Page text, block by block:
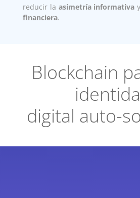
reducir la asimetría informativa
financiera.
Blockchain
digital auto-